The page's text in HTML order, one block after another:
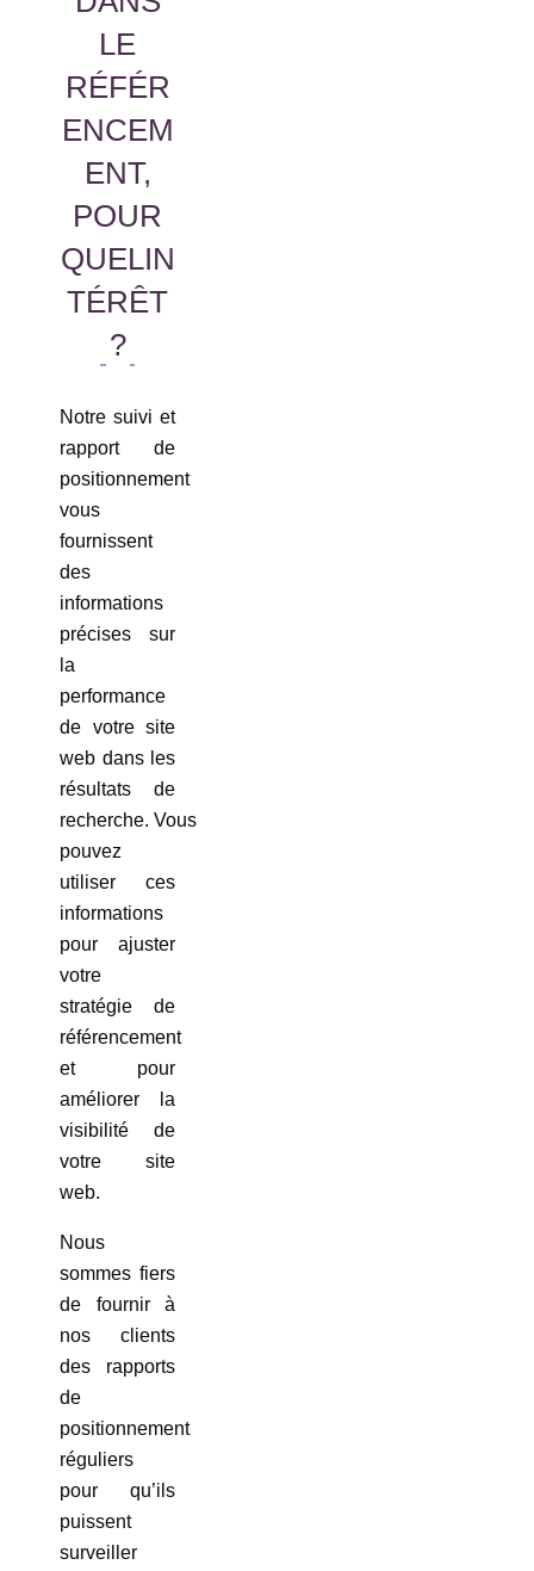
LE
RÉFÉR
ENCEM
ENT,
POUR
QUELIN
TÉRÊT
?
Notre suivi et
rapport de
positionnement
vous
fournissent
des
informations
précises sur
la
performance
de votre site
web dans les
résultats de
recherche. Vous
pouvez
utiliser ces
informations
pour ajuster
votre
stratégie de
référencement
et pour
améliorer la
visibilité de
votre site
web.
Nous
sommes fiers
de fournir à
nos clients
des rapports
de
positionnement
réguliers
pour qu’ils
puissent
surveiller